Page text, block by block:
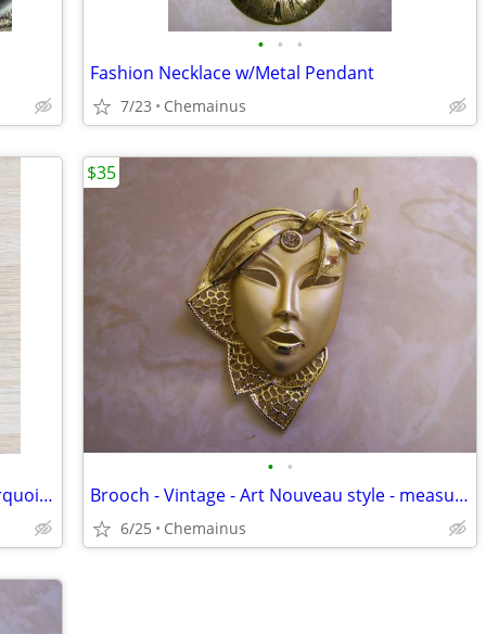
• • •
Fashion Necklace w/Metal Pendant
7/23 Chemainus
Vintage Southwest Native Silver and Turquoise Bolo Tie
• •
Brooch - Vintage - Art Nouveau style - measures 3"L X 2"W
6/25 Chemainus
$35